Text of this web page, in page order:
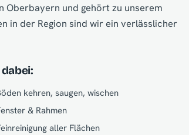
Oberbayern und gehört zu unserem
in der Region sind wir ein verlässlicher
kehren, saugen, wischen
& Rahmen
aller Flächen